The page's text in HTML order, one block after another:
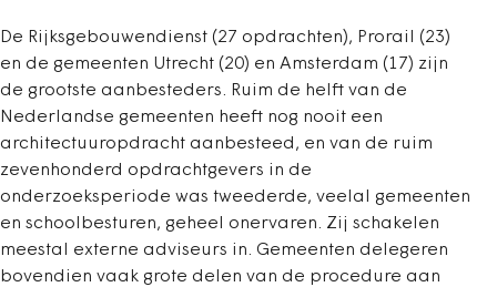
De Rijksgebouwendienst (27 opdrachten), Prorail (23)
en de gemeenten Utrecht (20) en Amsterdam (17) zijn
de grootste aanbesteders. Ruim de helft van de
Nederlandse gemeenten heeft nog nooit een
architectuuropdracht aanbesteed, en van de ruim
zevenhonderd opdrachtgevers in de
onderzoeksperiode was tweederde, veelal gemeenten
en schoolbesturen, geheel onervaren. Zij schakelen
meestal externe adviseurs in. Gemeenten delegeren
bovendien vaak grote delen van de procedure aan